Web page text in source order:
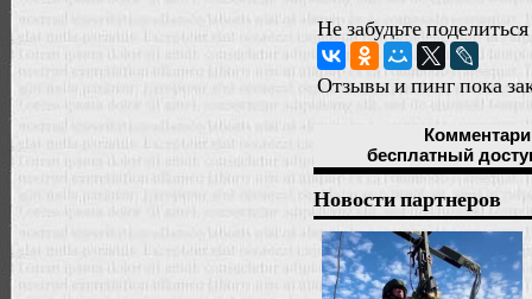
Не забудьте
Отзывы и пинг пока
бесплатный
Новости партнеров